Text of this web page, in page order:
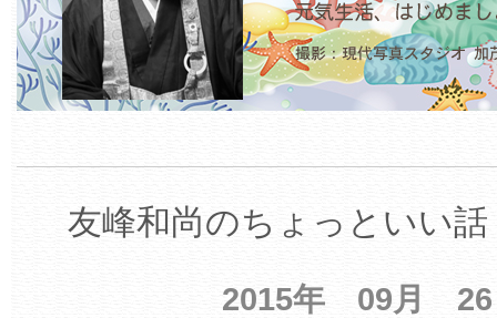
友峰和尚のちょっといい
2015年 09月